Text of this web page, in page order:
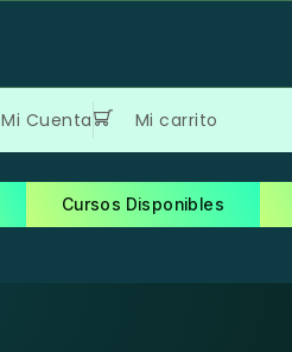
Mi Cuenta Mi carrito
Cursos Disponibles